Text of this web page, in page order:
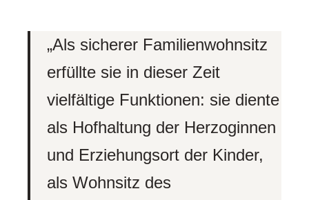
„Als sicherer Familienwohnsitz
erfüllte sie in dieser Zeit
vielfältige Funktionen: sie diente
als Hofhaltung der Herzoginnen
und Erziehungsort der Kinder,
als Wohnsitz des